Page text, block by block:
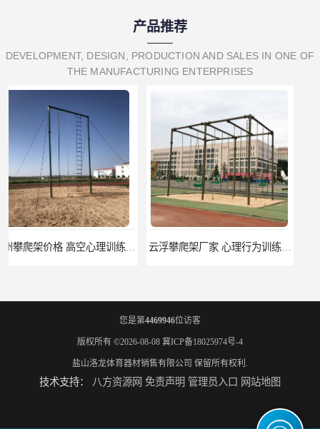
产品推荐
DEVELOPMENT, DESIGN, PRODUCTION AND SALES IN ONE OF
THE MANUFACTURING ENTERPRISES
云浮攀爬架厂家 心理行为训练器材 质量保证
宁德攀爬架参数 爬绳架 量大优惠 荆州攀爬架生产厂家 三合一攀登架 定做加工
您是第4469946位访客
版权所有 ©2026-08-08 冀ICP备18025974号-4
盐山洛龙体育器材销售有限公司 保留所有权利.
技术支持： 八方资源网 免责声明 管理员入口 网站地图